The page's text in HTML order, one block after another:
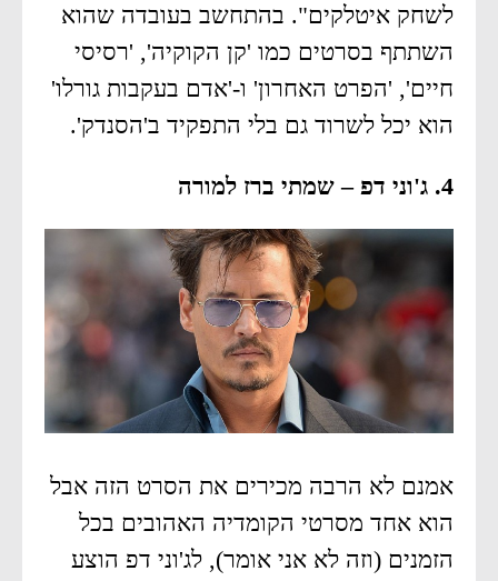
לשחק איטלקים". בהתחשב בעובדה שהוא
השתתף בסרטים כמו 'קן הקוקיה', 'רסיסי
חיים', 'הפרט האחרון' ו-'אדם בעקבות גורלו'
הוא יכל לשרוד גם בלי התפקיד ב'הסנדק'.
4. ג'וני דפ – שמתי ברז למורה
אמנם לא הרבה מכירים את הסרט הזה אבל
הוא אחד מסרטי הקומדיה האהובים בכל
הזמנים (וזה לא אני אומר), לג'וני דפ הוצע